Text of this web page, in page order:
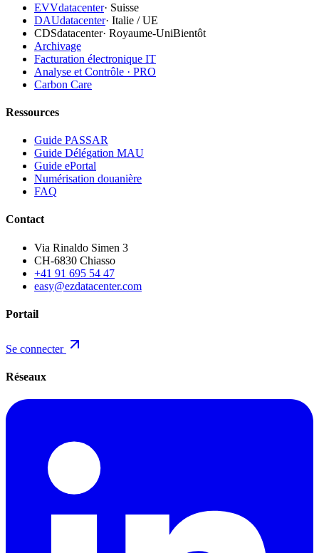
EVVdatacenter· Suisse
DAUdatacenter· Italie / UE
CDSdatacenter· Royaume-UniBientôt
Archivage
Facturation électronique IT
Analyse et Contrôle · PRO
Carbon Care
Ressources
Guide PASSAR
Guide Délégation MAU
Guide ePortal
Numérisation douanière
FAQ
Contact
Via Rinaldo Simen 3
CH-6830 Chiasso
+41 91 695 54 47
easy@ezdatacenter.com
Portail
Se connecter
Réseaux